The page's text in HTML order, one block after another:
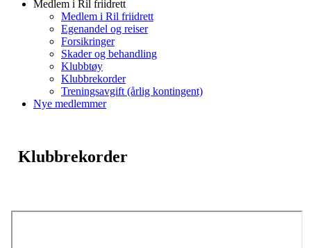
Medlem i Ril friidrett
Medlem i Ril friidrett
Egenandel og reiser
Forsikringer
Skader og behandling
Klubbtøy
Klubbrekorder
Treningsavgift (årlig kontingent)
Nye medlemmer
Klubbrekorder